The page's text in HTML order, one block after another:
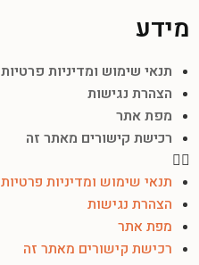
מידע
תנאי שימוש ומדיניות פרטיות
הצהרת נגישות
מפת אתר
רכישת קישורים מאתר זה
תנאי שימוש ומדיניות פרטיות
הצהרת נגישות
מפת אתר
רכישת קישורים מאתר זה